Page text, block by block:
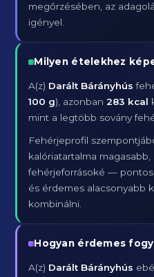
megőrzésében, az
igényel.
Milyen ételekhez
A(z) Darált Bárányhús
100 g), azonban283 kcal
mint a legtöbb sovány
Fehérjeprofil
kalóriatartalma
fehérjeforrásoké —
és érdemes alacsonyabb
kombinálni.
Hogyan érdemes
A(z) Darált Bárányhús